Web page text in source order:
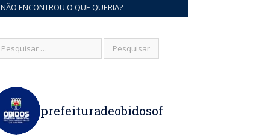
NÃO ENCONTROU O QUE QUERIA?
prefeituradeobidosof